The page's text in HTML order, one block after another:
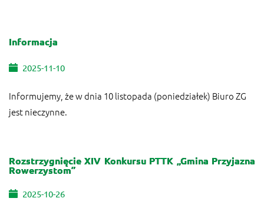
Informacja
2025-11-10
Informujemy, że w dnia 10 listopada (poniedziałek) Biuro ZG
jest nieczynne.
Rozstrzygnięcie XIV Konkursu PTTK „Gmina Przyjazna
Rowerzystom”
2025-10-26